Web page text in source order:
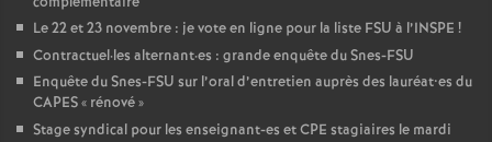
Le 22 et 23 novembre : je vote en ligne pour la liste FSU à l’INSPE !
Contractuel·les alternant·es : grande enquête du Snes-FSU
Enquête du Snes-FSU sur l’oral d’entretien auprès des lauréat•es du
CAPES« rénové»
Stage syndical pour les enseignant-es etCPE stagiaires le mardi